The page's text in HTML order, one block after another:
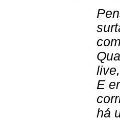
E
há